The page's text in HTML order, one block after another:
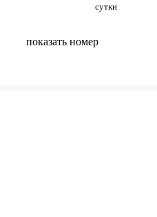
сутки
показать номер